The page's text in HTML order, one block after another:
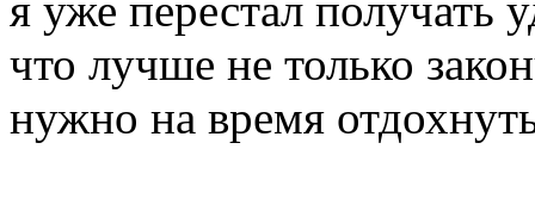
что лучше не только
нужно на время